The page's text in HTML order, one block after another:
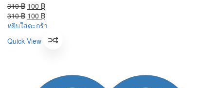
310฿ Original
price
was:
100 ฿Current
price
is:
100 ฿.
310฿ Original
price
310 ฿.
100 ฿Current
price
100 ฿.
หยิบใส่ตะกร้า
Quick View